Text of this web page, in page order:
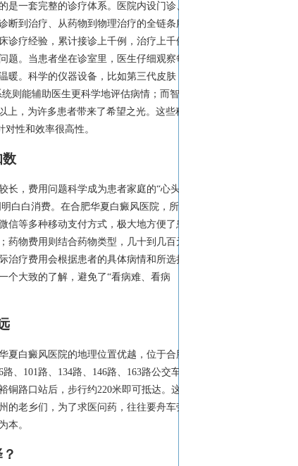
一套完整的诊疗体系。医院内设门诊、
到治疗、从药物到物理治疗的全链条服
疗经验，累计接诊上千例，治疗上千例
。当患者坐在诊室里，医生仔细观察每
暖。科学的仪器设备，比如第三代皮肤
则能辅助医生更科学地评估病情；而智能
上，为许多患者带来了希望之光。这些科
性和效率很高性。
数
，费用问题科学成为患者家庭的“心头大
白白消费。在合肥华夏白癜风医院，所有
等多种移动支付方式，极大地方便了患
物费用则结合药物类型，几十到几百元
疗费用会根据患者的具体病情和所选择
个大致的了解，避免了“看病难、看病
白癜风医院的地理位置优越，位于合肥
101路、134路、146路、163路公交车都
路口站后，步行约220米即可抵达。这对
老乡们，为了求医问药，往往要舟车劳
本。